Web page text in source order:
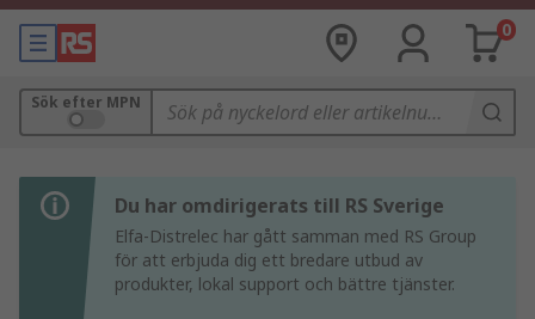
0
Sök efter MPN
Du har omdirigerats till RS Sverige
Elfa-Distrelec har gått samman med RS Group
för att erbjuda dig ett bredare utbud av
produkter, lokal support och bättre tjänster.